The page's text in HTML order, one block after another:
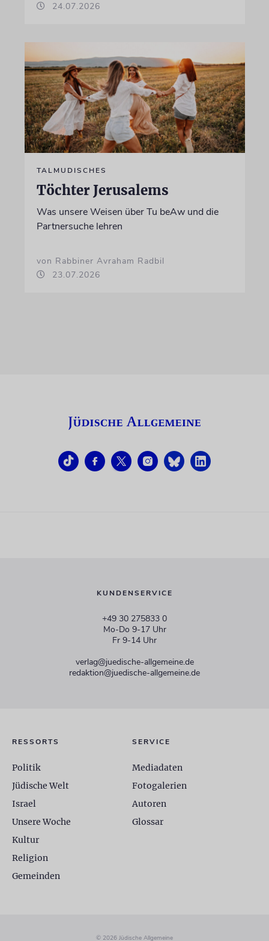
24.07.2026
TALMUDISCHES
Töchter Jerusalems
Was unsere Weisen über Tu beAw und die
Partnersuche lehren
von Rabbiner Avraham Radbil
23.07.2026
KUNDENSERVICE
+49 30 275833 0
Mo-Do 9-17 Uhr
Fr 9-14 Uhr
verlag@juedische-allgemeine.de
redaktion@juedische-allgemeine.de
RESSORTS
Politik
Jüdische Welt
Israel
Unsere Woche
Kultur
Religion
Gemeinden
SERVICE
Mediadaten
Fotogalerien
Autoren
Glossar
© 2026 Jüdische Allgemeine